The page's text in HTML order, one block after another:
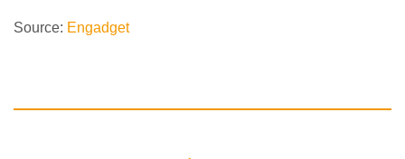
Source: Engadget